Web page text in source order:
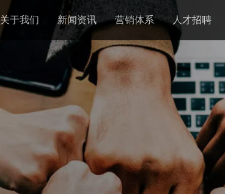
关于我们 新闻资讯 营销体系 人才招聘